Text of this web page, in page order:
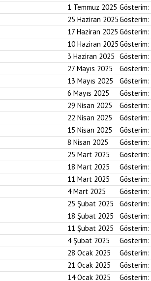
1 Temmuz 2025 Gösterim:
25 Haziran 2025Gösterim:
17 Haziran 2025 Gösterim:
10 Haziran 2025Gösterim:
3 Haziran 2025 Gösterim:
27 Mayıs 2025 Gösterim:
13 Mayıs 2025 Gösterim:
6 Mayıs 2025 Gösterim:
29 Nisan 2025 Gösterim:
22 Nisan 2025 Gösterim:
15 Nisan 2025 Gösterim:
8 Nisan 2025 Gösterim:
25 Mart 2025 Gösterim:
18 Mart 2025 Gösterim:
11 Mart 2025 Gösterim:
4 Mart 2025 Gösterim:
25 Şubat 2025 Gösterim:
18 Şubat 2025 Gösterim:
11 Şubat 2025 Gösterim:
4 Şubat 2025 Gösterim:
28 Ocak 2025 Gösterim:
21 Ocak 2025 Gösterim:
14 Ocak 2025 Gösterim: